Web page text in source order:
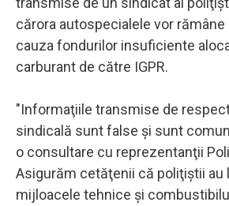
cărora autospecialele vor rămâne
cauza fondurilor insuficiente
carburant de către IGPR.
"Informaţiile transmise de
sindicală sunt false şi sunt
o consultare cu reprezentanţii
Asigurăm cetăţenii că poliţiştii au
mijloacele tehnice şi